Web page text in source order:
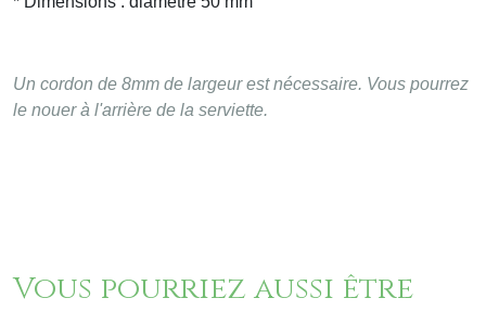
Un cordon de 8mm de largeur est nécessaire. Vous pourrez
le nouer à l'arrière de la serviette.
Vous pourriez aussi être